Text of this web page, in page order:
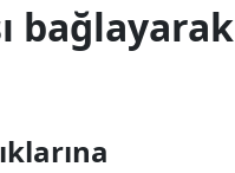
bağlayarak